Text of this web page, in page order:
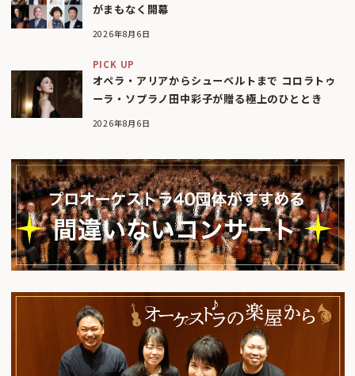
がまもなく開幕
2026年8月6日
PICK UP
オペラ・アリアからシューベルトまで コロラトゥ
ーラ・ソプラノ田中彩子が贈る極上のひととき
2026年8月6日